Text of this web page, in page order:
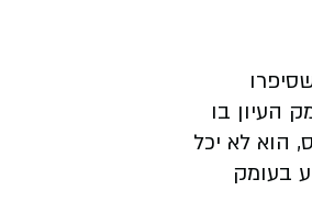
העיון בו
הוא לא יכל
בעומק